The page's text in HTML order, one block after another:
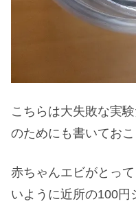
こちらは大失敗な実
のためにも書いておこ
赤ちゃんエビがとっ
いように近所の100円